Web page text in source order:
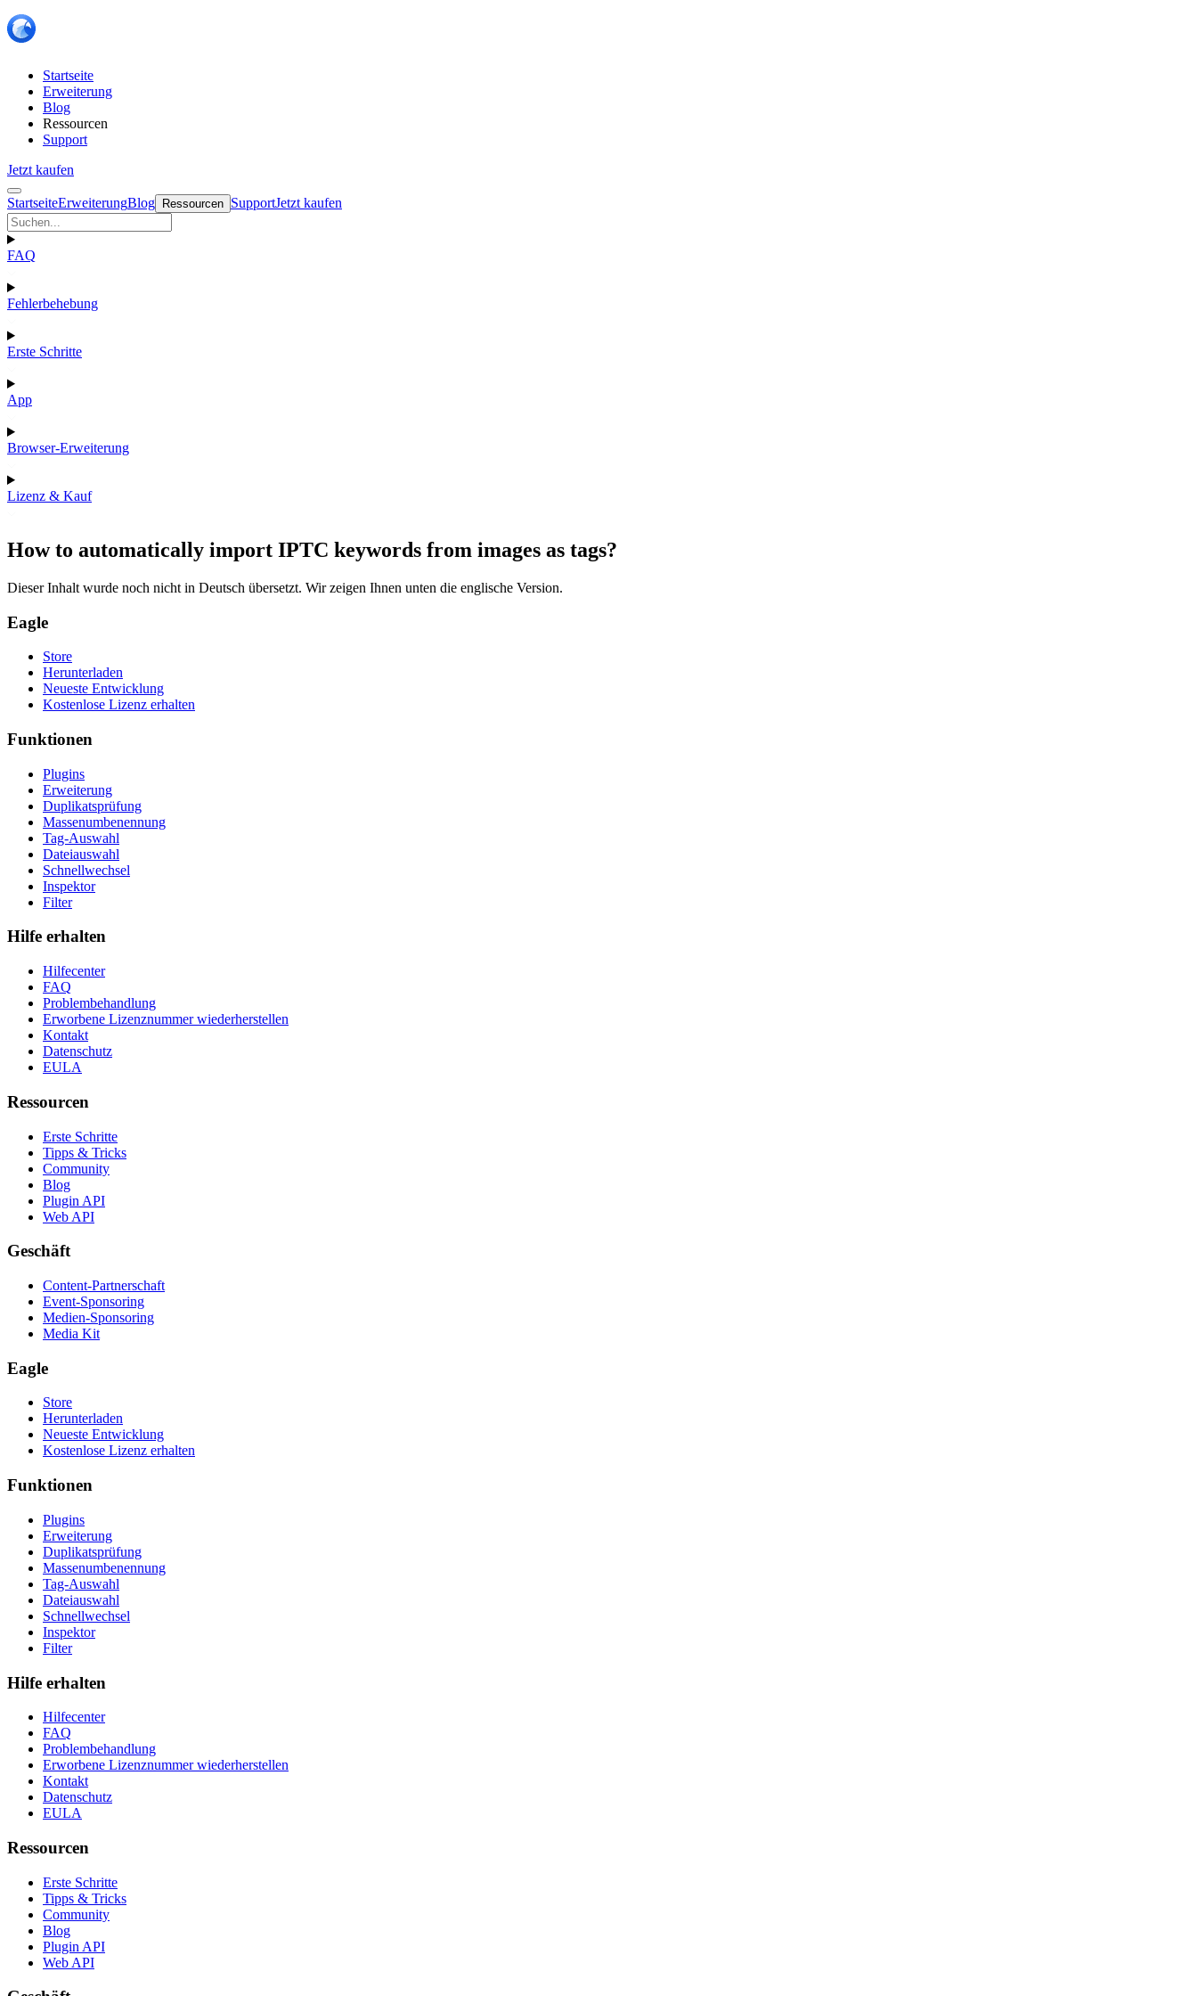
Startseite
Erweiterung
Blog
Ressourcen
Support
Jetzt kaufen
StartseiteErweiterungBlog Ressourcen SupportJetzt kaufen
FAQ
Fehlerbehebung
Erste Schritte
App
Browser-Erweiterung
Lizenz & Kauf
How to automatically import IPTC keywords from images as tags?
Dieser Inhalt wurde noch nicht in Deutsch übersetzt. Wir zeigen Ihnen unten die englische Version.
Eagle
Store
Herunterladen
Neueste Entwicklung
Kostenlose Lizenz erhalten
Funktionen
Plugins
Erweiterung
Duplikatsprüfung
Massenumbenennung
Tag-Auswahl
Dateiauswahl
Schnellwechsel
Inspektor
Filter
Hilfe erhalten
Hilfecenter
FAQ
Problembehandlung
Erworbene Lizenznummer wiederherstellen
Kontakt
Datenschutz
EULA
Ressourcen
Erste Schritte
Tipps & Tricks
Community
Blog
Plugin API
Web API
Geschäft
Content-Partnerschaft
Event-Sponsoring
Medien-Sponsoring
Media Kit
Eagle
Store
Herunterladen
Neueste Entwicklung
Kostenlose Lizenz erhalten
Funktionen
Plugins
Erweiterung
Duplikatsprüfung
Massenumbenennung
Tag-Auswahl
Dateiauswahl
Schnellwechsel
Inspektor
Filter
Hilfe erhalten
Hilfecenter
FAQ
Problembehandlung
Erworbene Lizenznummer wiederherstellen
Kontakt
Datenschutz
EULA
Ressourcen
Erste Schritte
Tipps & Tricks
Community
Blog
Plugin API
Web API